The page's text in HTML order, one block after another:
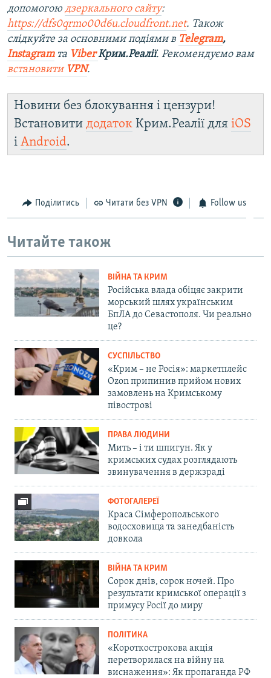
допомогою дзеркального сайту:
https://dfs0qrmo00d6u.cloudfront.net. Також
слідкуйте за основними подіями в Telegram,
Instagramта ViberКрим.Реалії. Рекомендуємо вам
встановити VPN.
Новини без блокування і цензури!
Встановити додаток Крим.Реалії для iOS
і Android.
Поділитись Читати без VPN Follow us
Читайте також
ВІЙНА ТА КРИМ
Російська влада обіцяє закрити
морський шлях українським
БпЛА до Севастополя. Чи реально
це?
СУСПІЛЬСТВО
«Крим – не Росія»: маркетплейс
Ozon припинив прийом нових
замовлень на Кримському
півострові
ПРАВА ЛЮДИНИ
Мить – і ти шпигун. Як у
кримських судах розглядають
звинувачення в держзраді
ФОТОГАЛЕРЕЇ
Краса Сімферопольського
водосховища та занедбаність
довкола
ВІЙНА ТА КРИМ
Сорок днів, сорок ночей. Про
результати кримської операції з
примусу Росії до миру
ПОЛІТИКА
«Короткострокова акція
перетворилася на війну на
виснаження»: Як пропаганда РФ